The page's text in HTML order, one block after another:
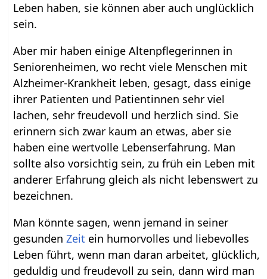
Leben haben, sie können aber auch unglücklich
sein.
Aber mir haben einige Altenpflegerinnen in
Seniorenheimen, wo recht viele Menschen mit
Alzheimer-Krankheit leben, gesagt, dass einige
ihrer Patienten und Patientinnen sehr viel
lachen, sehr freudevoll und herzlich sind. Sie
erinnern sich zwar kaum an etwas, aber sie
haben eine wertvolle Lebenserfahrung. Man
sollte also vorsichtig sein, zu früh ein Leben mit
anderer Erfahrung gleich als nicht lebenswert zu
bezeichnen.
Man könnte sagen, wenn jemand in seiner
gesundenZeit ein humorvolles und liebevolles
Leben führt, wenn man daran arbeitet, glücklich,
geduldig und freudevoll zu sein, dann wird man